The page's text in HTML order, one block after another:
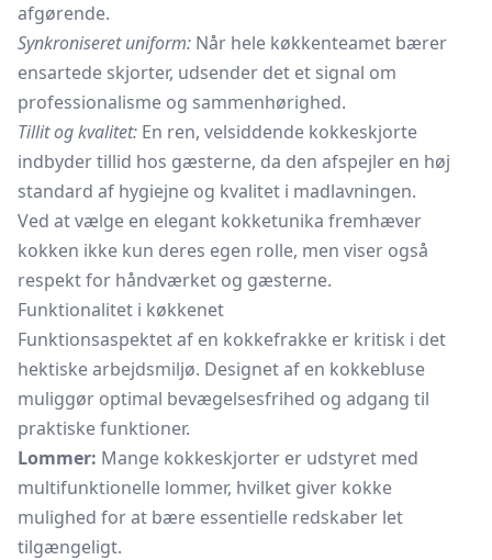
afgørende.
Synkroniseret uniform: Når hele køkkenteamet bærer
ensartede skjorter, udsender det et signal om
professionalisme og sammenhørighed.
Tillit og kvalitet: En ren, velsiddende kokkeskjorte
indbyder tillid hos gæsterne, da den afspejler en høj
standard af hygiejne og kvalitet i madlavningen.
Ved at vælge en elegant kokketunika fremhæver
kokken ikke kun deres egen rolle, men viser også
respekt for håndværket og gæsterne.
Funktionalitet i køkkenet
Funktionsaspektet af en kokkefrakke er kritisk i det
hektiske arbejdsmiljø. Designet af en kokkebluse
muliggør optimal bevægelsesfrihed og adgang til
praktiske funktioner.
Lommer: Mange kokkeskjorter er udstyret med
multifunktionelle lommer, hvilket giver kokke
mulighed for at bære essentielle redskaber let
tilgængeligt.